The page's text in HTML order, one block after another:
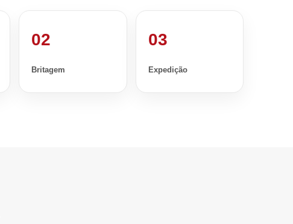
02
Britagem
03
Expedição